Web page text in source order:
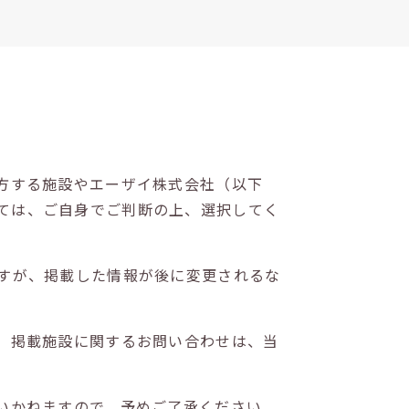
る施設やエーザイ株式会社（以下
、ご自身でご判断の上、選択してく
が、掲載した情報が後に変更されるな
載施設に関するお問い合わせは、当